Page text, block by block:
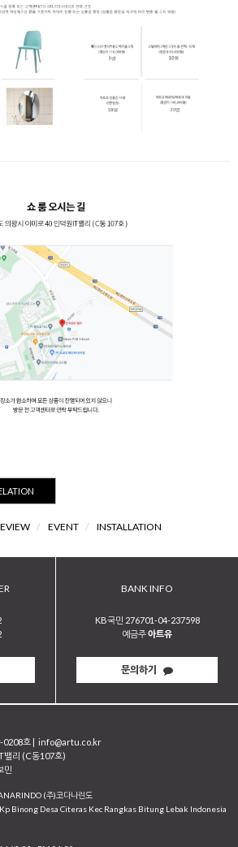
/ EVENT / INSTALLATION
BANK INFO
KB국민 276701-04-237598
예금주아트유
문의하기
0208호 | info@artu.co.kr
밸리 (C동107호)
민
(주)코다나린도
Binong Desa Citeras Kec Rangkas Bitung Lebak Indonesia